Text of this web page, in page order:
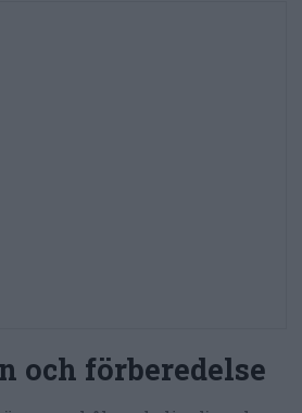
och förberedelse